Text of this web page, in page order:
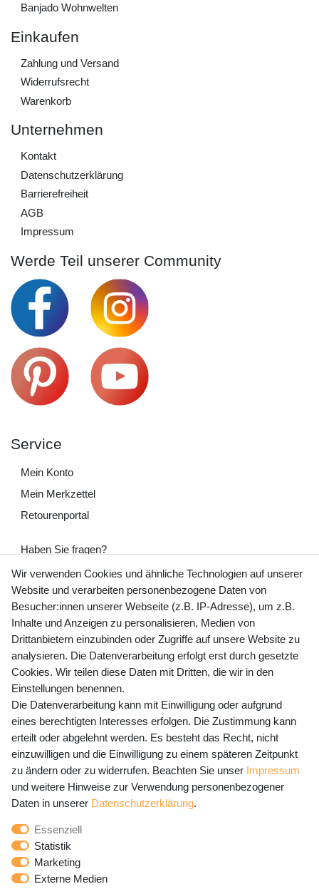
Banjado Wohnwelten
Einkaufen
Zahlung und Versand
Widerrufs­recht
Warenkorb
Unternehmen
Kontakt
Daten­schutz­erklärung
Barrierefreiheit
AGB
Impressum
Werde Teil unserer Community
Service
Mein Konto
Mein Merkzettel
Retourenportal
Haben Sie fragen?
+49 (0) 35243 460 400
Mo-Fr 9-15 Uhr
shop@banjado.com
Preisangaben inkl. gesetzl. MwSt. und zzgl. Service- und
Versandkosten
Newsletter Anmeldung - Keine Angebote
mehr verpassen!
E-MAIL **
Newsletter
Honig
Hiermit bestätige ich, dass ich die
gelesen habe. Meine Einwilligung kann ich jederzeit
widerrufen.**
Wir verwenden Cookies und ähnliche Technologien auf unserer
Website und verarbeiten personenbezogene Daten von
Besucher:innen unserer Webseite (z.B. IP-Adresse), um z.B.
Inhalte und Anzeigen zu personalisieren, Medien von
Drittanbietern einzubinden oder Zugriffe auf unsere Website zu
analysieren. Die Datenverarbeitung erfolgt erst durch gesetzte
Cookies. Wir teilen diese Daten mit Dritten, die wir in den
Einstellungen benennen.
Die Datenverarbeitung kann mit Einwilligung oder aufgrund
eines berechtigten Interesses erfolgen. Die Zustimmung kann
erteilt oder abgelehnt werden. Es besteht das Recht, nicht
einzuwilligen und die Einwilligung zu einem späteren Zeitpunkt
zu ändern oder zu widerrufen. Beachten Sie unser Impressum
und weitere Hinweise zur Verwendung personenbezogener
Daten in unserer Daten­schutz­erklärung.
Essenziell
Statistik
Marketing
Externe Medien